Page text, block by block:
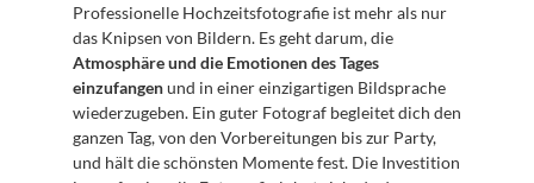
Professionelle Hochzeitsfotografie ist mehr als nur
Atmosphäre und die Emotionen des Tages
einzufangen und in einer einzigartigen Bildsprache
wiederzugeben. Ein guter Fotograf begleitet dich den
ganzen Tag, von den Vorbereitungen bis zur Party,
und hält die schönsten Momente fest. Die Investition